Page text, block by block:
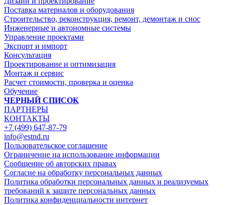
Поставка материалов и оборудования
Строительство, реконструкция, ремонт, демонтаж и снос
Инженерные и автономные системы
Управление проектами
Экспорт и импорт
Консультация
Проектирование и оптимизация
Монтаж и сервис
Расчет стоимости, проверка и оценка
Обучение
ЧЕРНЫЙ СПИСОК
ПАРТНЕРЫ
КОНТАКТЫ
+7 (499) 647-87-79
info@estnd.ru
Пользовательское соглашение
Ограничение на использование информации
Сообщение об авторских правах
Согласие на обработку персональных данных
Политика обработки персональных данных и реализуемых
требований к защите персональных данных
Политика конфиденциальности интернет